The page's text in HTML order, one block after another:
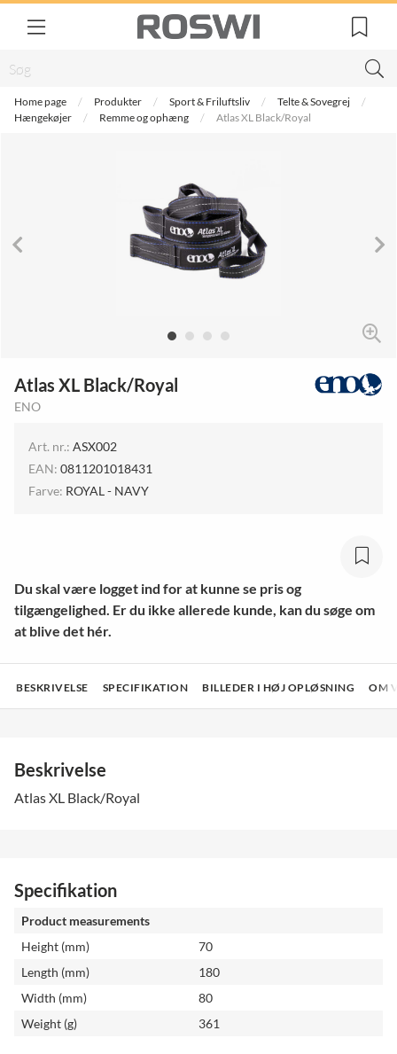
Home page Produkter Sport & Friluftsliv
Telte & Sovegrej
Hængekøjer
Remme og ophæng Atlas XL Black/Royal
Atlas XL Black/Royal
ENO
Art. nr.: ASX002
EAN: 0811201018431
Farve: ROYAL - NAVY
Du skal være logget ind for at kunne se pris og
tilgængelighed. Er du ikke allerede kunde, kan du søge om
at blive det hér.
BESKRIVELSE SPECIFIKATION BILLEDER I HØJ OPLØSNING OM
Beskrivelse
Atlas XL Black/Royal
Specifikation
Product measurements
Height (mm)
70
Length (mm)
180
Width (mm)
80
Weight (g)
361